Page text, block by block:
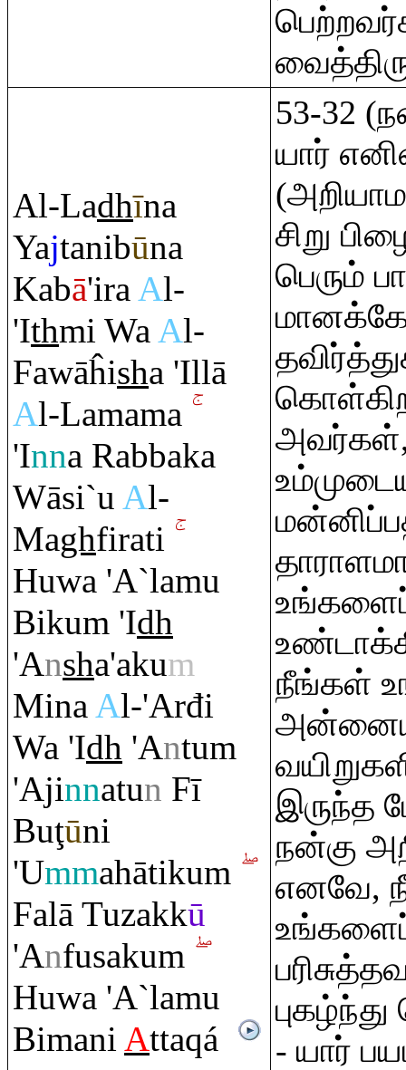
Al-Ladhīna
Yajtanibūna
Kabā'iraAl-
'Ithmi WaAl-
Fawāĥisha 'Illā
Al-Lamama
'Inna Rabbaka
Wāsi`u Al-
Maghfirati
Huwa 'A`lamu
Bikum 'Idh
'Ansha'akum
MinaAl-'Arđi
Wa 'Idh 'Antum
'Ajinnatun Fī
Buţūni
'Ummahātikum
Falā Tuzakkū
'Anfusakum
Huwa 'A`lamu
Bimani Attaqá
53-32
யார்
சிறு
பெரும்
அவர்கள்,
உங்களைப்
நீங்கள்
இருந்த
நன்கு
எனவே,
- யார்